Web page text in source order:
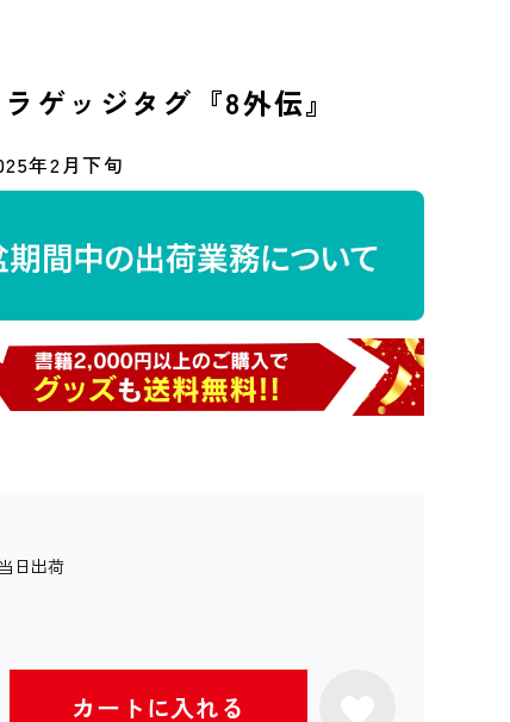
ゲッジタグ『8外伝』
年2月下旬
日出荷
カートに入れる